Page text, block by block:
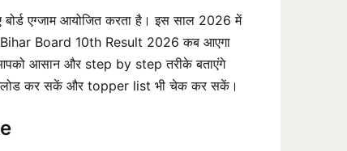
एग्जाम आयोजित करता है। इस साल 2026 में
Bihar Board 10th Result 2026 कब आएगा
आसान और step by step तरीके बताएंगे
कर सकें और topper list भी चेक कर सकें।